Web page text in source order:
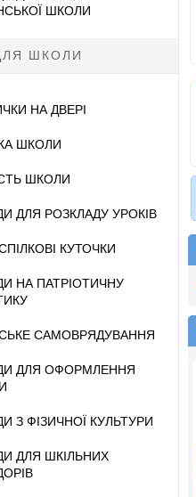
ШКОЛИ
ШКОЛИ
НА ДВЕРІ
ШКОЛИ
ШКОЛИ
ДЛЯ РОЗКЛАДУ УРОКІВ
КУТОЧКИ
НА ПАТРІОТИЧНУ
САМОВРЯДУВАННЯ
ДЛЯ ОФОРМЛЕННЯ
З ФІЗИЧНОЇ КУЛЬТУРИ
ДЛЯ ШКІЛЬНИХ